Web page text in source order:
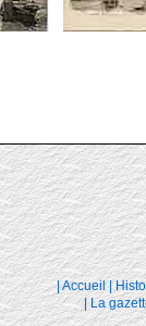
| Accueil |
La